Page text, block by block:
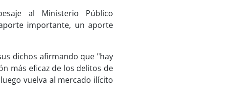
al Ministerio Público
importante, un aporte
dichos afirmando que "hay
más eficaz de los delitos de
vuelva al mercado ilícito